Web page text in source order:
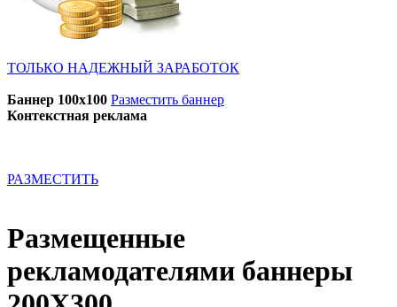
ТОЛЬКО НАДЕЖНЫЙ ЗАРАБОТОК
Баннер 100x100 Разместить баннер
Контекстная реклама
РАЗМЕСТИТЬ
Размещенные
рекламодателями баннеры